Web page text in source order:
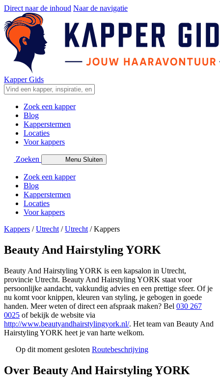
Direct naar de inhoud Naar de navigatie
Kapper Gids
Zoek een kapper
Blog
Kapperstermen
Locaties
Voor kappers
Zoeken Menu Sluiten
Zoek een kapper
Blog
Kapperstermen
Locaties
Voor kappers
Kappers /Utrecht /Utrecht /Kappers
Beauty And Hairstyling YORK
Beauty And Hairstyling YORK is een kapsalon in Utrecht,
provincie Utrecht. Beauty And Hairstyling YORK staat voor
persoonlijke aandacht, vakkundig advies en een prettige sfeer. Of je
nu komt voor knippen, kleuren van styling, je gebogen in goede
handen. Meer weten of direct een afspraak maken? Bel 030 267
0025 of bekijk de website via
http://www.beautyandhairstylingyork.nl/. Het team van Beauty And
Hairstyling YORK heet je van harte welkom.
Op dit moment gesloten Routebeschrijving
+
Over Beauty And Hairstyling YORK